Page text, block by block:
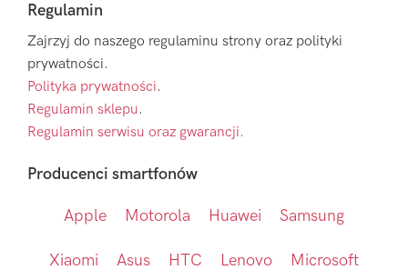
Regulamin
Zajrzyj do naszego regulaminu strony oraz polityki
prywatności.
Polityka prywatności.
Regulamin sklepu.
Regulamin serwisu oraz gwarancji.
Producenci smartfonów
Apple Motorola Huawei Samsung
Xiaomi Asus HTC Lenovo Microsoft